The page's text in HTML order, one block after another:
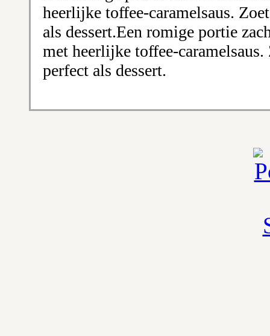
heerlijke toffee-caramelsaus.
als dessert.Een romige portie
met heerlijke toffee-
perfect als dessert.